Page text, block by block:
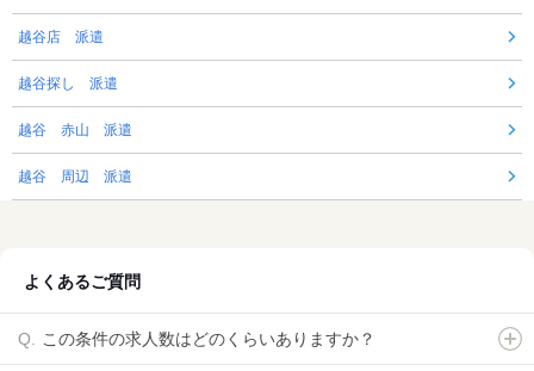
越谷店 派遣
越谷探し 派遣
越谷 赤山 派遣
越谷 周辺 派遣
よくあるご質問
この条件の求人数はどのくらいありますか？